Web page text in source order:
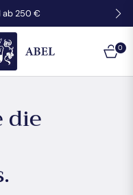
ab 250 €
0
die